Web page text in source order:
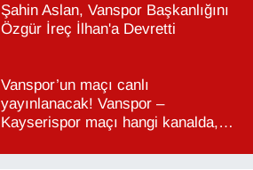
Şahin Aslan, Vanspor Başkanlığını
Özgür İreç İlhan'a Devretti
Vanspor’un maçı canlı
yayınlanacak! Vanspor –
Kayserispor maçı hangi kanalda,